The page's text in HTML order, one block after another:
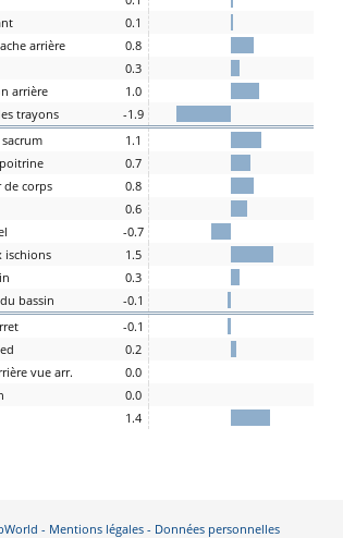
0.1
arrière
0.8
0.3
arrière
1.0
trayons -1.9
sacrum
1.1
poitrine
0.7
decorps
0.8
0.6
-0.7
ischions
1.5
0.3
bassin -0.1
-0.1
ed
0.2
rière vue arr.
0.0
0.0
1.4
- Mentions légales- Données personnelles